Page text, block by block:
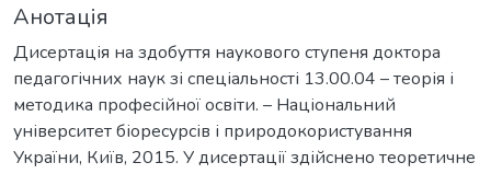
Анотація
Дисертація на здобуття наукового ступеня доктора
педагогічних наук зі спеціальності 13.00.04 – теорія і
методика професійної освіти. – Національний
університет біоресурсів і природокористування
України, Київ, 2015. У дисертації здійснено теоретичне